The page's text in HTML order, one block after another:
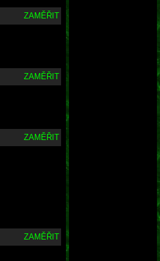
ZAMĚŘIT
ZAMĚŘIT
ZAMĚŘIT
ZAMĚŘIT